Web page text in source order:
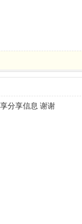
分享信息 谢谢